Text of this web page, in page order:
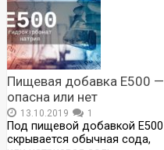
Пищевая добавка Е500 —
опасна или нет
13.10.2019 1
Под пищевой добавкой Е500
скрывается обычная сода,